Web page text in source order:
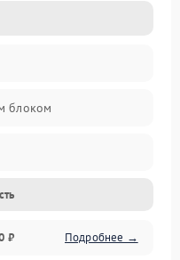
блоком
₽ Подробнее →